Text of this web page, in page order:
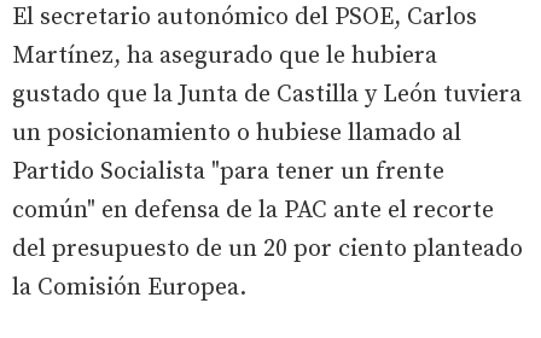
El secretario autonómico del PSOE, Carlos
Martínez, ha asegurado que le hubiera
gustado que la Junta de Castilla y León tuviera
un posicionamiento o hubiese llamado al
Partido Socialista "para tener un frente
común" en defensa de la PAC ante el recorte
del presupuesto de un 20 por ciento planteado
la Comisión Europea.